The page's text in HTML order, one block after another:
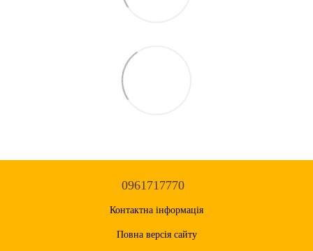
0961717770
Контактна інформація
Повна версія сайту